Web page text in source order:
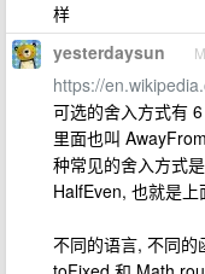
样
yesterdaysun
https://
可选的舍入方式有
里面也叫
种常见的舍入方式
HalfEven, 也就是
不同的语言, 不同的